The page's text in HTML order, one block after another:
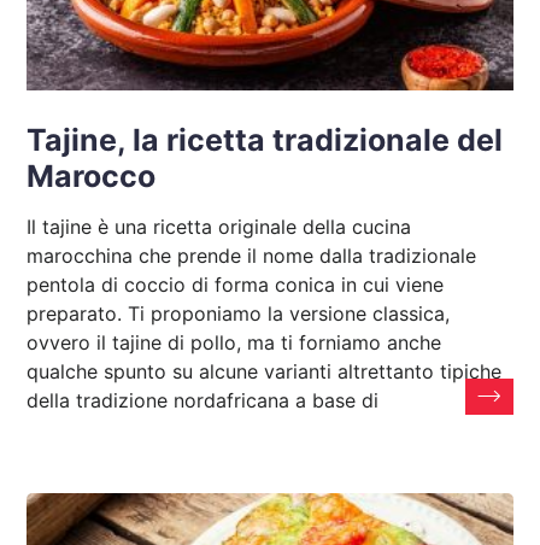
Tajine, la ricetta tradizionale del
Marocco
Il tajine è una ricetta originale della cucina
marocchina che prende il nome dalla tradizionale
pentola di coccio di forma conica in cui viene
preparato. Ti proponiamo la versione classica,
ovvero il tajine di pollo, ma ti forniamo anche
qualche spunto su alcune varianti altrettanto tipiche
della tradizione nordafricana a base di